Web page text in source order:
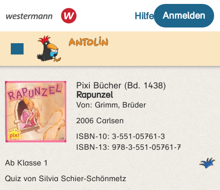
Pixi Bücher (Bd. 1438)
Rapunzel
Von: Grimm, Brüder
2006 Carlsen
ISBN‑10: 3-551-05761-3
ISBN‑13: 978-3-551-05761-7
Ab Klasse 1
Quiz von Silvia Schier-Schönmetz